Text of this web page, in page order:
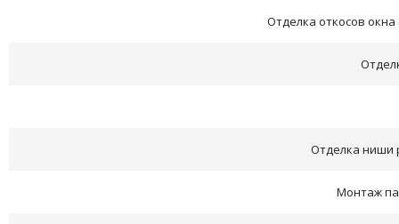
Отделка откосов
Отделка ниши
Монтаж